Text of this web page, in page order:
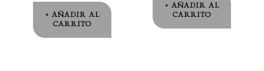
AÑADIR AL
CARRITO
AÑADIR AL
CARRITO